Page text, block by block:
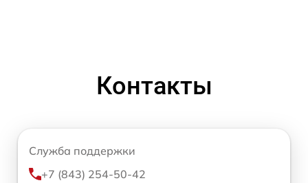
Контакты
Служба поддержки
+7 (843) 254-50-42